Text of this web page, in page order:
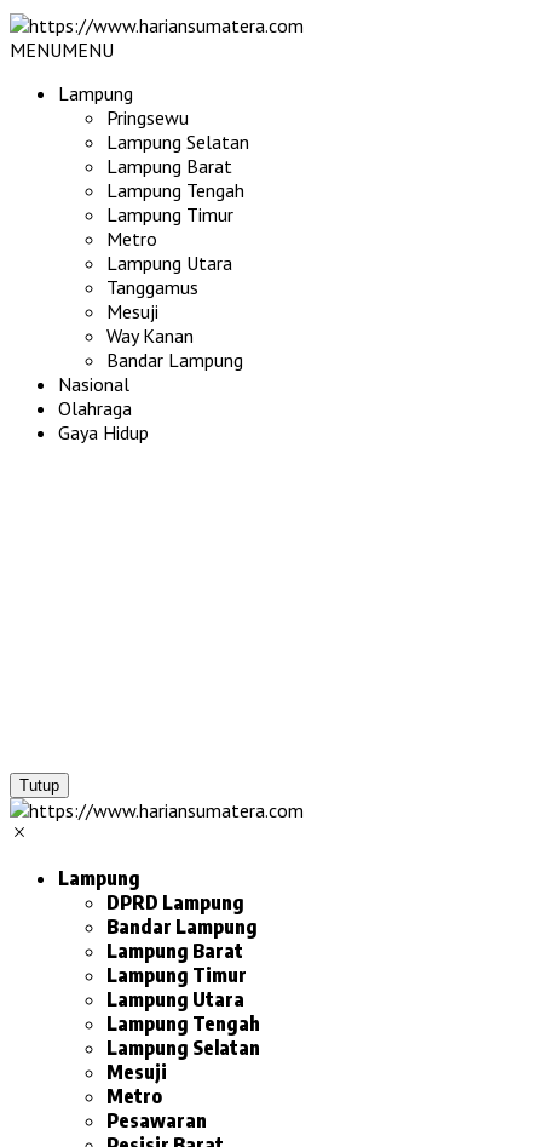
MENUMENU
Lampung
Pringsewu
Lampung Selatan
Lampung Barat
Lampung Tengah
Lampung Timur
Metro
Lampung Utara
Tanggamus
Mesuji
Way Kanan
Bandar Lampung
Nasional
Olahraga
Gaya Hidup
Tutup
Lampung
DPRD Lampung
Bandar Lampung
Lampung Barat
Lampung Timur
Lampung Utara
Lampung Tengah
Lampung Selatan
Mesuji
Metro
Pesawaran